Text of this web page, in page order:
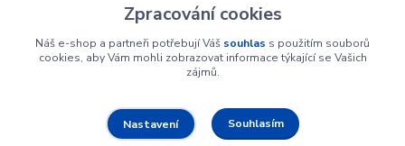
Zpracování cookies
Náš e-shop a partneři potřebují Váš souhlas s použitím souborů
cookies, aby Vám mohli zobrazovat informace týkající se Vašich
zájmů.
Nastavení Souhlasím